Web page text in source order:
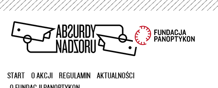
Przejdź
treści
START O AKCJI REGULAMIN
AKTUALNOŚCI